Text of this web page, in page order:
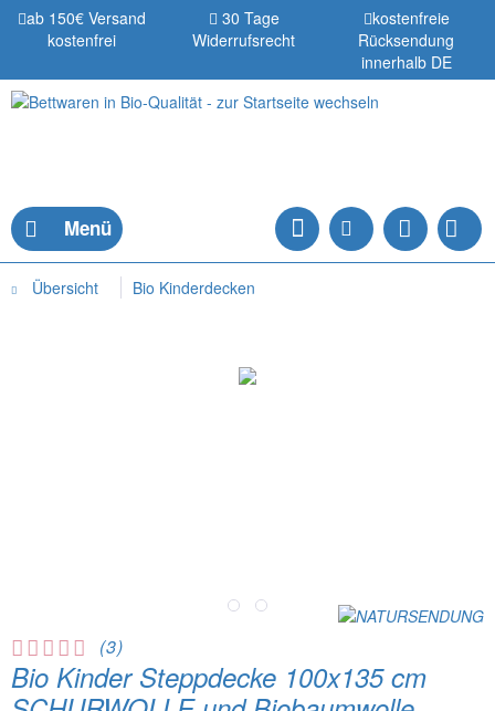
ab 150€ Versand
kostenfrei
30 Tage
Widerrufsrecht
kostenfreie
Rücksendung
innerhalb DE
Menü
Übersicht Bio Kinderdecken
(3)
Bio Kinder Steppdecke 100x135 cm